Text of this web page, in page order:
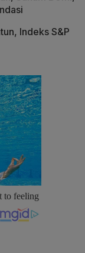
Indeks S&P